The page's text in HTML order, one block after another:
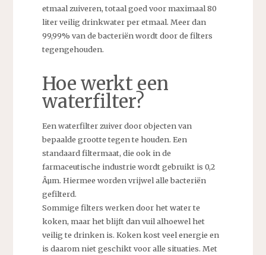
etmaal zuiveren, totaal goed voor maximaal 80
liter veilig drinkwater per etmaal. Meer dan
99,99% van de bacteriën wordt door de filters
tegengehouden.
Hoe werkt een
waterfilter?
Een waterfilter zuiver door objecten van
bepaalde grootte tegen te houden. Een
standaard filtermaat, die ook in de
farmaceutische industrie wordt gebruikt is 0,2
Âµm. Hiermee worden vrijwel alle bacteriën
gefilterd.
Sommige filters werken door het water te
koken, maar het blijft dan vuil alhoewel het
veilig te drinken is. Koken kost veel energie en
is daarom niet geschikt voor alle situaties. Met